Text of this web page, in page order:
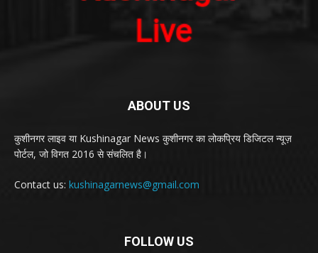
ABOUT US
कुशीनगर लाइव या Kushinagar News कुशीनगर का लोकप्रिय डिजिटल न्यूज़
पोर्टल, जो विगत 2016 से संचलित है।
Contact us: kushinagarnews@gmail.com
FOLLOW US